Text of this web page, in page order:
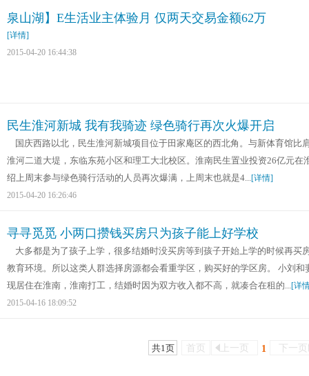
泉山湖】E生活业主体验月 仅两天交易金额62万
[详情]
2015-04-20 16:44:38
民生淮河新城 我有我骑迹 绿色骑行再次火爆开启
国庆西路以北，民生淮河新城项目位于田家庵区的西北角。与新体育馆比
淮河二道大堤，东临东苑小区和理工大北校区。淮南民生置业投资26亿元
绍上周末参与绿色骑行活动的人员再次爆满，上周末也就是4...[详情]
2015-04-20 16:26:46
寻寻觅觅 小两口攒钱买房只为孩子能上好学校
大多都是为了孩子上学，很多结婚时没买房等到孩子开始上学的时候再买
教育环境。所以这类人群选择房源都会看重学区，购买好的学区房。 小刘
现居住在淮南，淮南打工，结婚时因为双方收入都不高，就凑合在租的...[详
2015-04-16 18:09:52
共1页 首页 上一页 1 下一页